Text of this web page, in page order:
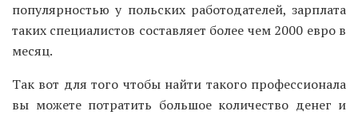
популярностью у польских работодателей, зарплата
таких специалистов составляет более чем 2000 евро в
месяц.
Так вот для того чтобы найти такого профессионала
вы можете потратить большое количество денег и